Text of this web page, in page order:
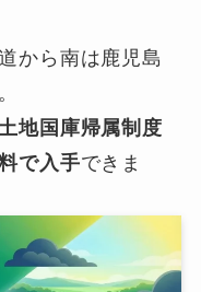
から南は鹿児島
地国庫帰属制度
で入手できま